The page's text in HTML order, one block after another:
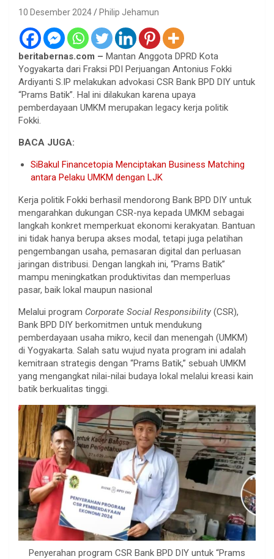
10 Desember 2024 Philip Jehamun
beritabernas.com – Mantan Anggota DPRD Kota
Yogyakarta dari Fraksi PDI Perjuangan Antonius Fokki
Ardiyanti S.IP melakukan advokasi CSR Bank BPD DIY untuk
“Prams Batik”. Hal ini dilakukan karena upaya
pemberdayaan UMKM merupakan legacy kerja politik
Fokki.
BACA JUGA:
SiBakul Financetopia Menciptakan Business Matching
antara Pelaku UMKM dengan LJK
Kerja politik Fokki berhasil mendorong Bank BPD DIY untuk
mengarahkan dukungan CSR-nya kepada UMKM sebagai
langkah konkret memperkuat ekonomi kerakyatan. Bantuan
ini tidak hanya berupa akses modal, tetapi juga pelatihan
pengembangan usaha, pemasaran digital dan perluasan
jaringan distribusi. Dengan langkah ini, “Prams Batik”
mampu meningkatkan produktivitas dan memperluas
pasar, baik lokal maupun nasional
Melalui program Corporate Social Responsibility (CSR),
Bank BPD DIY berkomitmen untuk mendukung
pemberdayaan usaha mikro, kecil dan menengah (UMKM)
di Yogyakarta. Salah satu wujud nyata program ini adalah
kemitraan strategis dengan “Prams Batik,” sebuah UMKM
yang mengangkat nilai-nilai budaya lokal melalui kreasi kain
batik berkualitas tinggi.
Penyerahan program CSR Bank BPD DIY untuk “Prams